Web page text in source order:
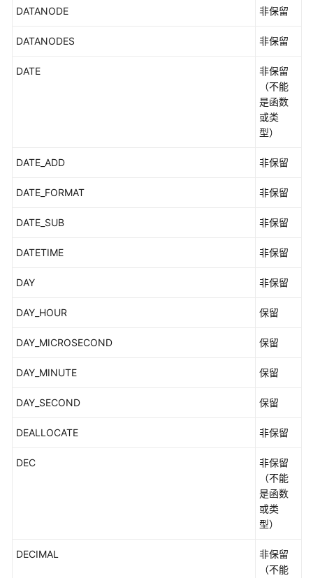
权
DATANODE 非保留
DATANODES 非保留
DATE
非保留
（不能
是函数
或类
型）
DATE_ADD 非保留
DATE_FORMAT 非保留
DATE_SUB 非保留
DATETIME 非保留
DAY 非保留
DAY_HOUR 保留
DAY_MICROSECOND 保留
DAY_MINUTE 保留
DAY_SECOND 保留
DEALLOCATE 非保留
DEC
非保留
（不能
是函数
或类
型）
DECIMAL
非保留
（不能